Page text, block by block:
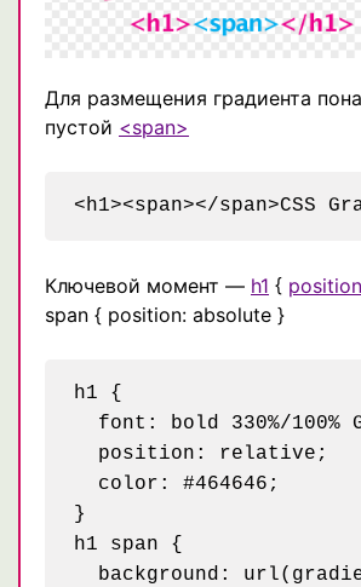
Для размещения градиента
пустой <span>
Ключевой момент — h1 { position
span { position: absolute }
h1 {
font: bold 330%/100%
  position: relative;
  color: #464646;
}
h1 span {
background: